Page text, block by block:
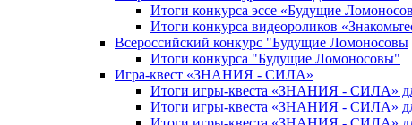
Итоги конкурса эссе «Будущие
Итоги конкурса видеороликов
Всероссийский конкурс "Будущие Ломоносовы
Итоги конкурса "Будущие Ломоносовы"
Игра-квест «ЗНАНИЯ - СИЛА»
Итоги игры-квеста «ЗНАНИЯ - СИЛА»
Итоги игры-квеста «ЗНАНИЯ - СИЛА»